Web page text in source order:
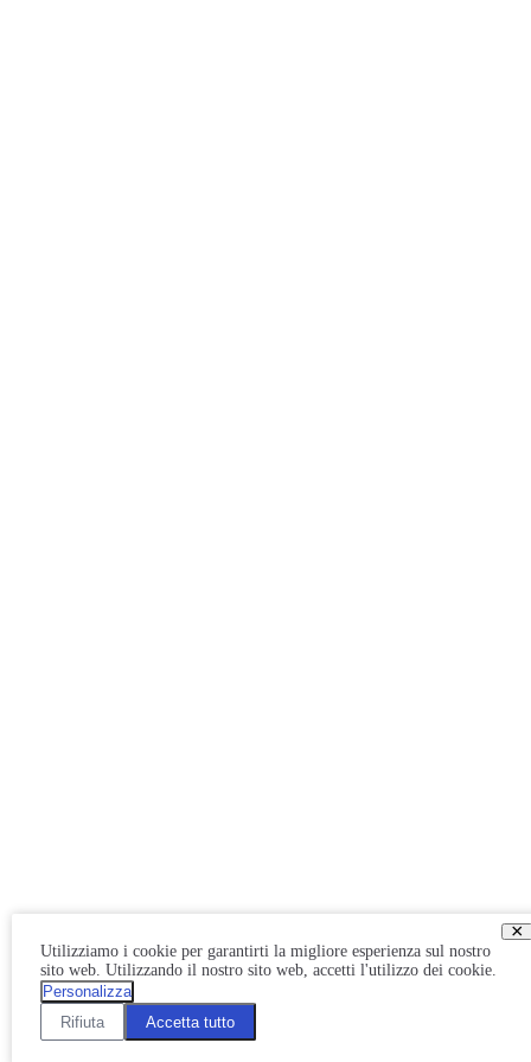
×
Utilizziamo i cookie per garantirti la migliore esperienza sul nostro
sito web. Utilizzando il nostro sito web, accetti l'utilizzo dei cookie.
Personalizza
Rifiuta
Accetta tutto